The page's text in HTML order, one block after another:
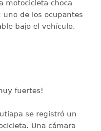
motocicleta choca
de los ocupantes
bajo el vehículo.
fuertes!
se registró un
Una cámara